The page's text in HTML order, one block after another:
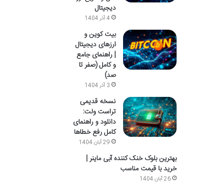
دیجیتال
4 آذر 1404
بیت کوین و
ارزهای دیجیتال
| راهنمای جامع
و کامل (صفر تا
صد)
3 آذر 1404
نسخه قدیمی
تراست ولت:
دانلود و راهنمای
کامل رفع خطاها
29 آبان 1404
بهترین بلوک خنک کننده آبی ماینر |
خرید با قیمت مناسب
26 آبان 1404